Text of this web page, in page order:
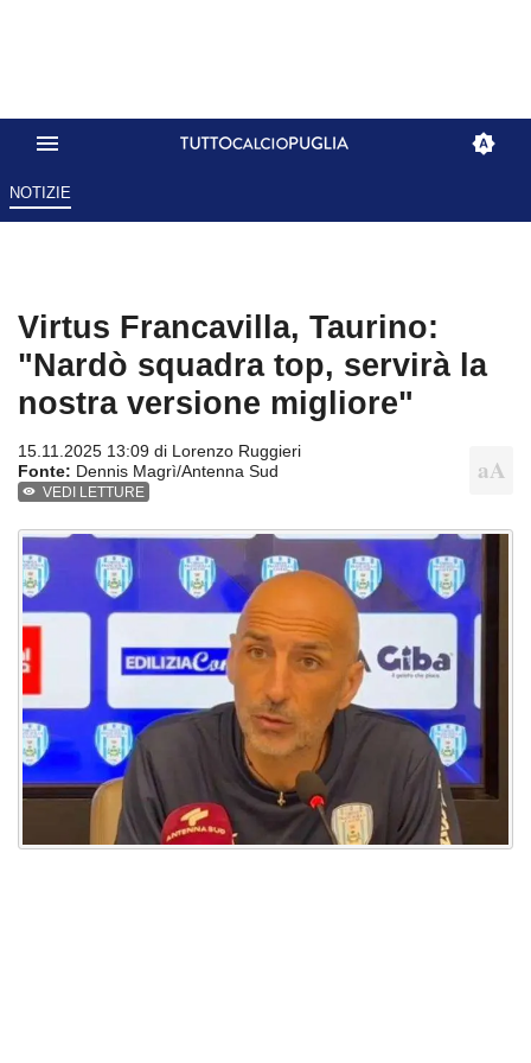
NOTIZIE
Virtus Francavilla, Taurino:
"Nardò squadra top, servirà la
nostra versione migliore"
15.11.2025 13:09 di Lorenzo Ruggieri
Fonte: Dennis Magrì/Antenna Sud
VEDI LETTURE